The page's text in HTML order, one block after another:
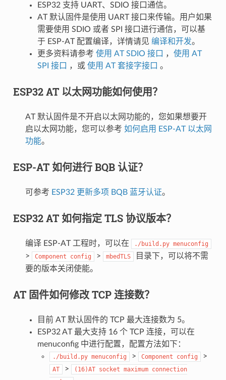
ESP32 支持 UART、SDIO 接口通信。
AT 默认固件是使用 UART 接口来传输。用户如果
需要使用 SDIO 或者 SPI 接口进行通信，可以基
于 ESP-AT 配置编译，详情请见 编译和开发。
更多资料请参考 使用 AT SDIO 接口 ， 使用 AT
SPI 接口 ，或 使用 AT 套接字接口 。
ESP32 AT 以太网功能如何使用？
AT 默认固件是不开启以太网功能的，您如果想要开
启以太网功能，您可以参考 如何启用 ESP-AT 以太网
功能。
ESP-AT 如何进行 BQB 认证？
可参考 ESP32 更新多项 BQB 蓝牙认证。
ESP32 AT 如何指定 TLS 协议版本？
编译 ESP-AT 工程时，可以在 ./build.py menuconfig
> Component config > mbedTLS
目录下，可以将不需
要的版本关闭使能。
AT 固件如何修改 TCP 连接数？
目前 AT 默认固件的 TCP 最大连接数为 5。
ESP32 AT 最大支持 16 个 TCP 连接，可以在
menuconfig 中进行配置，配置方法如下：
./build.py menuconfig > Component config >
AT > (16)AT socket maximum connection